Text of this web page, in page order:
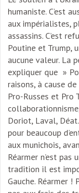
humaniste. C’est
aux impérialistes,
assassins. C’est
Poutine et Trump,
aucune valeur. La
expliquer que »
raisons, à cause
Pro-Russes et Pro
Doriot, Laval,
pour beaucoup
aux munichois,
Réarmer n’est
tradition il est
Gauche. Réarmer !